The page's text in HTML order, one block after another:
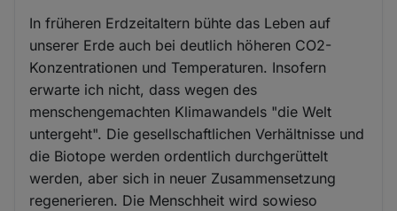
In früheren Erdzeitaltern bühte das Leben auf
unserer Erde auch bei deutlich höheren CO2-
Konzentrationen und Temperaturen. Insofern
erwarte ich nicht, dass wegen des
menschengemachten Klimawandels "die Welt
untergeht". Die gesellschaftlichen Verhältnisse und
die Biotope werden ordentlich durchgerüttelt
werden, aber sich in neuer Zusammensetzung
regenerieren. Die Menschheit wird sowieso